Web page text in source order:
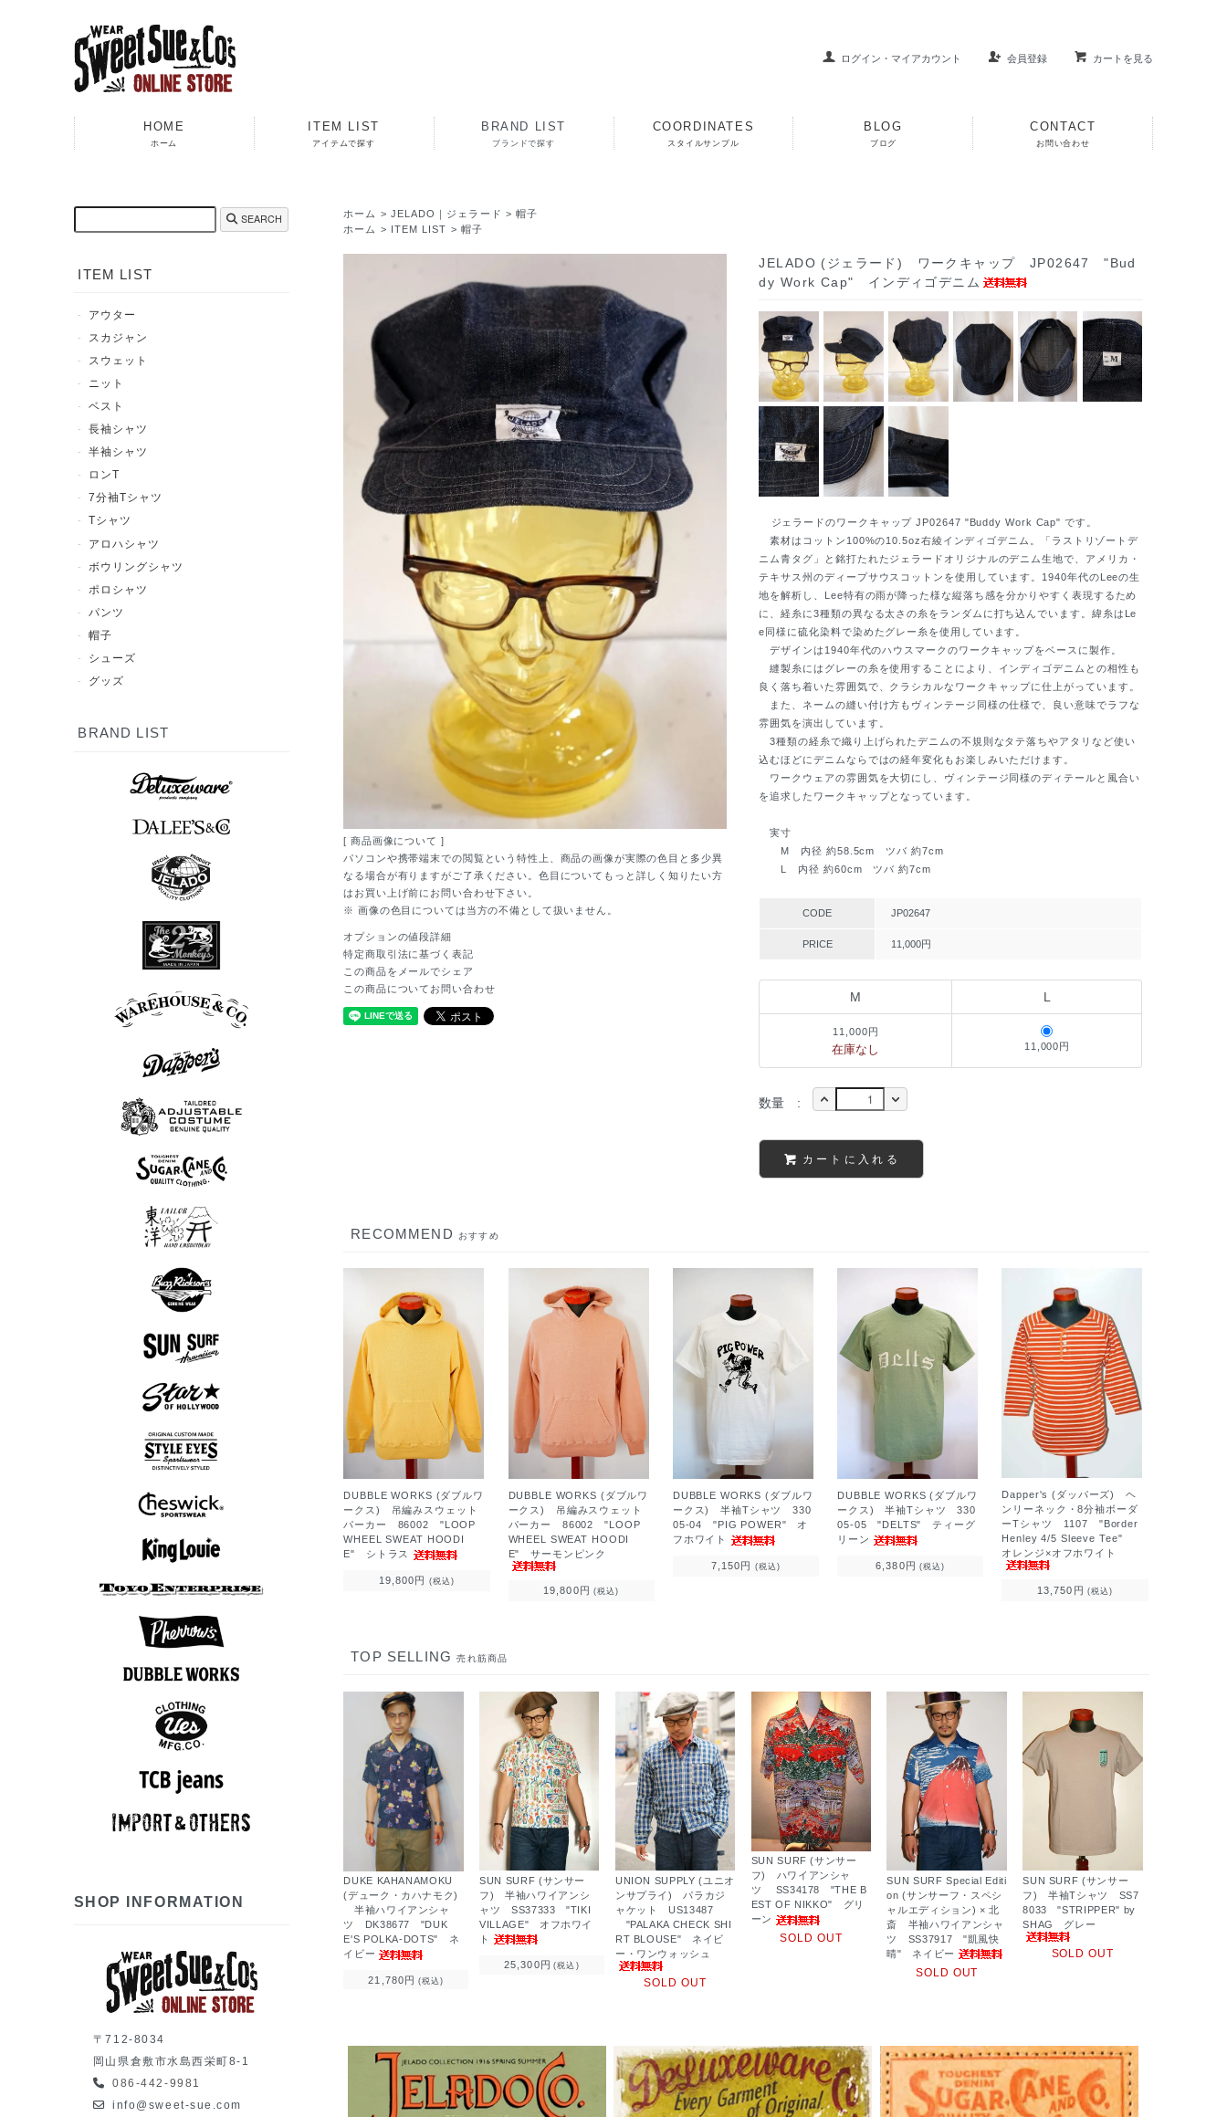
ログイン・マイアカウント 会員登録 カートを見る
HOME
ホーム
ITEM LIST
アイテムで探す
BRAND LIST
ブランドで探す
COORDINATES
スタイルサンプル
BLOG
ブログ
CONTACT
お問い合わせ
ホーム > JELADO｜ジェラード > 帽子
ホーム > ITEM LIST > 帽子
[ 商品画像について ]
パソコンや携帯端末での閲覧という特性上、商品の画像が実際の色目と多少異
なる場合が有りますがご了承ください。色目についてもっと詳しく知りたい方
はお買い上げ前にお問い合わせ下さい。
※ 画像の色目については当方の不備として扱いません。
オプションの値段詳細
特定商取引法に基づく表記
この商品をメールでシェア
この商品についてお問い合わせ
JELADO (ジェラード) ワークキャップ JP02647 "Bud
dy Work Cap" インディゴデニム
ジェラードのワークキャップ JP02647 "Buddy Work Cap" です。
素材はコットン100%の10.5oz右綾インディゴデニム。「ラストリゾートデ
ニム青タグ」と銘打たれたジェラードオリジナルのデニム生地で、アメリカ・
テキサス州のディープサウスコットンを使用しています。1940年代のLeeの生
地を解析し、Lee特有の雨が降った様な縦落ち感を分かりやすく表現するため
に、経糸に3種類の異なる太さの糸をランダムに打ち込んでいます。緯糸はLe
e同様に硫化染料で染めたグレー糸を使用しています。
デザインは1940年代のハウスマークのワークキャップをベースに製作。
縫製糸にはグレーの糸を使用することにより、インディゴデニムとの相性も
良く落ち着いた雰囲気で、クラシカルなワークキャップに仕上がっています。
また、ネームの縫い付け方もヴィンテージ同様の仕様で、良い意味でラフな
雰囲気を演出しています。
3種類の経糸で織り上げられたデニムの不規則なタテ落ちやアタリなど使い
込むほどにデニムならではの経年変化もお楽しみいただけます。
ワークウェアの雰囲気を大切にし、ヴィンテージ同様のディテールと風合い
を追求したワークキャップとなっています。
実寸
M 内径 約58.5cm ツバ 約7cm
L 内径 約60cm ツバ 約7cm
CODE JP02647
PRICE 11,000円
M L
11,000円
在庫なし 11,000円
数量 :
カートに入れる
RECOMMEND おすすめ
DUBBLE WORKS (ダブルワ
ークス) 吊編みスウェット
パーカー 86002 "LOOP
WHEEL SWEAT HOODI
E" シトラス
19,800円 (税込)
DUBBLE WORKS (ダブルワ
ークス) 吊編みスウェット
パーカー 86002 "LOOP
WHEEL SWEAT HOODI
E" サーモンピンク
19,800円 (税込)
DUBBLE WORKS (ダブルワ
ークス) 半袖Tシャツ 330
05-04 "PIG POWER" オ
フホワイト
7,150円 (税込)
DUBBLE WORKS (ダブルワ
ークス) 半袖Tシャツ 330
05-05 "DELTS" ティーグ
リーン
6,380円 (税込)
Dapper's (ダッパーズ) ヘ
ンリーネック・8分袖ボーダ
ーTシャツ 1107 "Border
Henley 4/5 Sleeve Tee"
オレンジ×オフホワイト
13,750円 (税込)
TOP SELLING売れ筋商品
DUKE KAHANAMOKU
(デューク・カハナモク)
半袖ハワイアンシャ
ツ DK38677 "DUK
E'S POLKA-DOTS" ネ
イビー
21,780円 (税込)
SUN SURF (サンサー
フ) 半袖ハワイアンシ
ャツ SS37333 "TIKI
VILLAGE" オフホワイ
ト
25,300円 (税込)
UNION SUPPLY (ユニオ
ンサプライ) パラカジ
ャケット US13487
"PALAKA CHECK SHI
RT BLOUSE" ネイビ
ー・ワンウォッシュ
SOLD OUT
SUN SURF (サンサー
フ) ハワイアンシャ
ツ SS34178 "THE B
EST OF NIKKO" グリ
ーン
SOLD OUT
SUN SURF Special Editi
on (サンサーフ・スペシ
ャルエディション) × 北
斎 半袖ハワイアンシャ
ツ SS37917 "凱風快
晴" ネイビー
SOLD OUT
SUN SURF (サンサー
フ) 半袖Tシャツ SS7
8033 "STRIPPER" by
SHAG グレー
SOLD OUT
SEARCH
ITEM LIST
アウター
スカジャン
スウェット
ニット
ベスト
長袖シャツ
半袖シャツ
ロンT
7分袖Tシャツ
Tシャツ
アロハシャツ
ボウリングシャツ
ポロシャツ
パンツ
帽子
シューズ
グッズ
BRAND LIST
アウター
ベスト
Tシャツ
7分袖Tシャツ
ロンT
半袖シャツ
長袖シャツ
ポロシャツ
スウェット
ニット
パンツ
帽子
シューズ
グッズ
シューズ
アウター
パンツ
長袖シャツ
Tシャツ
7分袖Tシャツ
アロハシャツ
ボウリングシャツ
ベスト
帽子
パンツ
ポロシャツ
半袖シャツ
長袖シャツ
グッズ
ニット
アウター
半袖シャツ
長袖シャツ
スウェット
アウター
Tシャツ
ロンT
スカシャツ
スカジャン
Tシャツ
ロンT
半袖シャツ
長袖シャツ
スウェット
アウター
パンツ
シューズ
帽子
グッズ
ボウリングシャツ
7分袖Tシャツ
スウェット
Tシャツ
7分袖Tシャツ
ロンT
半袖シャツ
長袖シャツ
ポロシャツ
スウェット
アウター
パンツ
帽子
シューズ
ベスト
パンツ
Tシャツ
ロンT
アロハシャツ
半袖シャツ
ポロシャツ
長袖シャツ
ニット
スウェット
アウター
アウター
スウェット
Tシャツ
ロンT
パンツ
半袖シャツ
長袖シャツ
ベスト
帽子
グッズ
アウター
ベスト
長袖シャツ
パンツ
帽子
グッズ
SHOP INFORMATION
〒712-8034
岡山県倉敷市水島西栄町8-1
086-442-9981
info@sweet-sue.com